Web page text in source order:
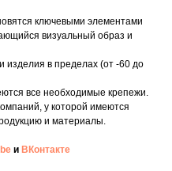
ключевыми элементами
визуальный образ и
изделия в пределах (от -60 до
все необходимые крепежи.
у которой имеются
и материалы.
и ВКонтакте